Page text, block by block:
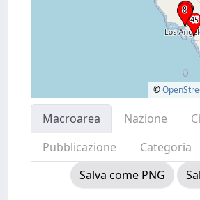
©
Macroarea Nazione
Pubblicazione
Categoria
Salva come PNG